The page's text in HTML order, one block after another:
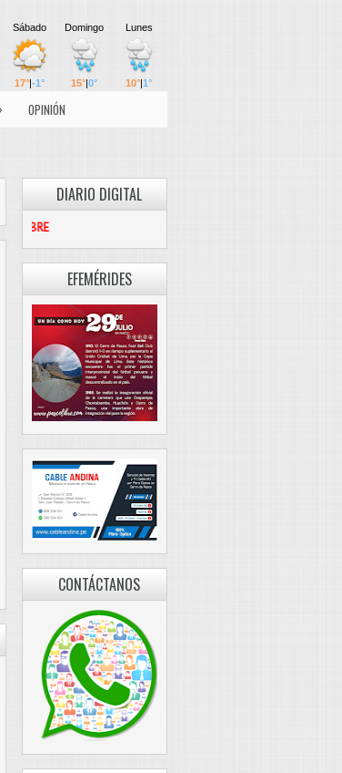
OPINIÓN
DIARIO DIGITAL
EFEMÉRIDES
CONTÁCTANOS